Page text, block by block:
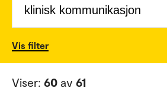
Vis filter
Viser: 60 av 61